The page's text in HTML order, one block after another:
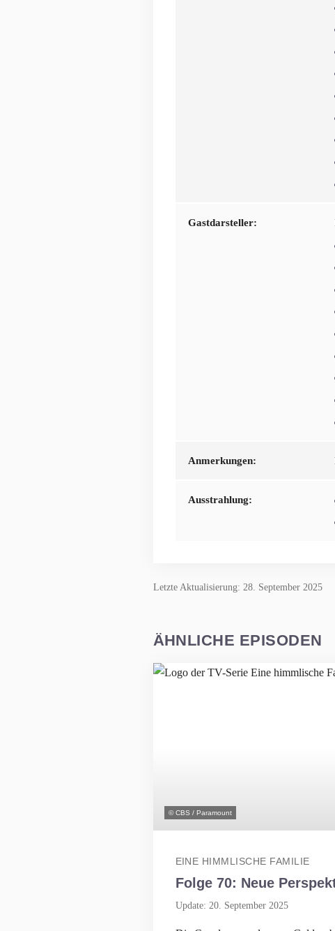
Gastdarsteller:
Anmerkungen:
Ausstrahlung:
Letzte Aktualisierung: 28. September 2025
ÄHNLICHE EPISODEN
© CBS / Paramount
EINE HIMMLISCHE FAMILIE
Folge 70: Neue
Update: 20. September 2025